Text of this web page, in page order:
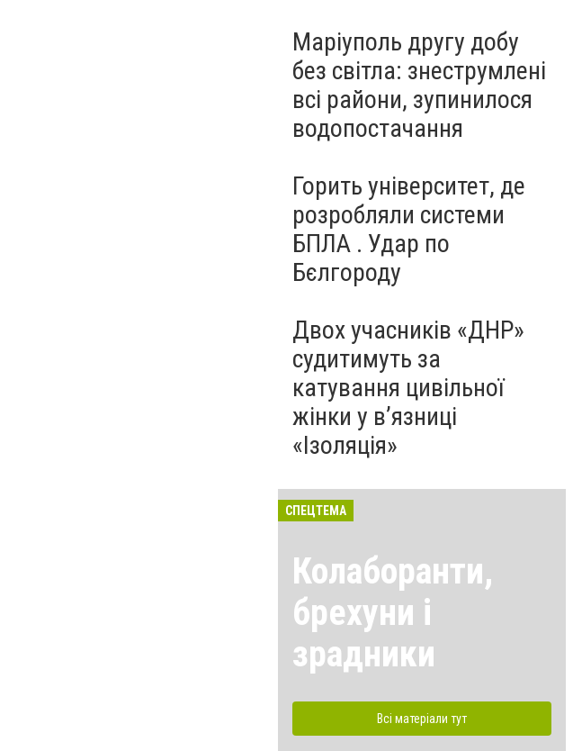
Маріуполь другу добу
без світла: знеструмлені
всі райони, зупинилося
водопостачання
Горить університет, де
розробляли системи
БПЛА . Удар по
Бєлгороду
Двох учасників «ДНР»
судитимуть за
катування цивільної
жінки у в’язниці
«Ізоляція»
СПЕЦТЕМА
Колаборанти,
брехуни і
зрадники
Всі матеріали тут